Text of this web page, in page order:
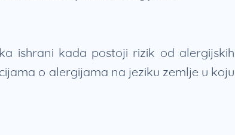
ishrani kada postoji rizik od alergijskih
o alergijama na jeziku zemlje u koju